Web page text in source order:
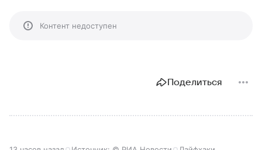
Контент недоступен
Поделиться